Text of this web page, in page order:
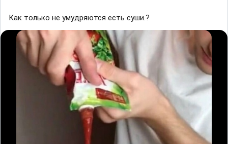
Как только не умудряются есть суши.?